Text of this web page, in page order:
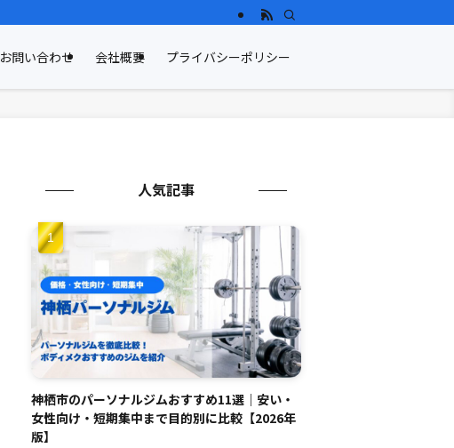
お問い合わせ 会社概要 プライバシーポリシー
人気記事
神栖市のパーソナルジムおすすめ11選｜安い・
女性向け・短期集中まで目的別に比較【2026年
版】